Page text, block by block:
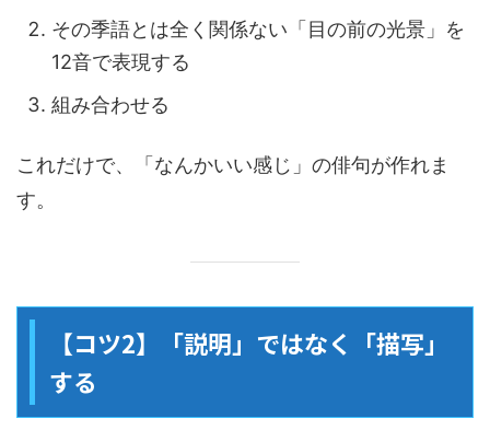
その季語とは全く関係ない「目の前の光景」を
12音で表現する
組み合わせる
これだけで、「なんかいい感じ」の俳句が作れま
す。
【コツ2】「説明」ではなく「描写」
する